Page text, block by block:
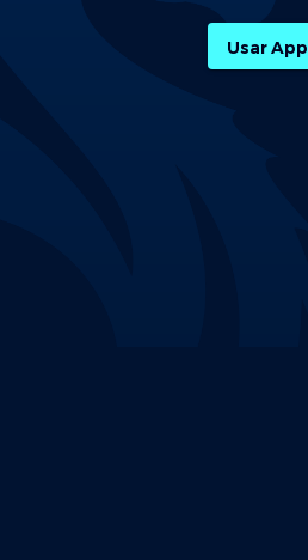
Usar App